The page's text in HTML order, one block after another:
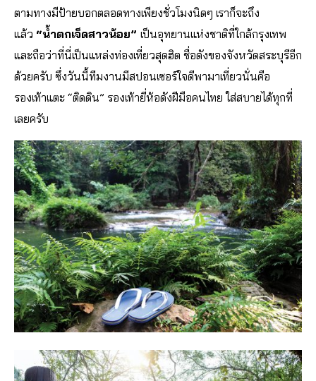
ตามทางมีป้ายบอกตลอดทางเพียงชั่วโมงนิดๆ เราก็จะถึง
แล้ว “น้ำตกเจ็ดสาวน้อย” เป็นอุทยานแห่งชาติที่ใกล้กรุงเทพ
และถือว่าที่นี่เป็นแหล่งท่องเที่ยวสุดฮิต ชื่อดังของจังหวัดสระบุรีอีก
ด้วยครับ ซึ่งวันนี้ทีมงานมีสปอนเซอร์ใจดีพามาเที่ยวนั่นคือ
รองเท้าแตะ “ติดดิน” รองเท้ายี่ห้อดังฝีมือคนไทย ใส่สบายได้ทุกที่
เลยครับ